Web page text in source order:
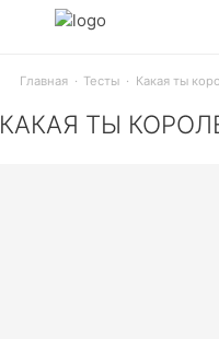
Главная Тесты
КАКАЯ ТЫ